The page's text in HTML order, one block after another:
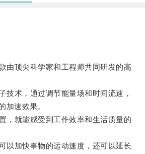
顶尖科学家和工程师共同研发的高
术，通过调节能量场和时间流速，
加速效果。
就能感受到工作效率和生活质量的
加快事物的运动速度，还可以延长